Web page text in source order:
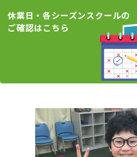
休業日・各シーズンスクールの
ご確認はこちら